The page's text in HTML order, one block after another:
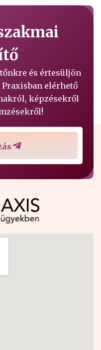
és értesüljön
elérhető
képzésekről